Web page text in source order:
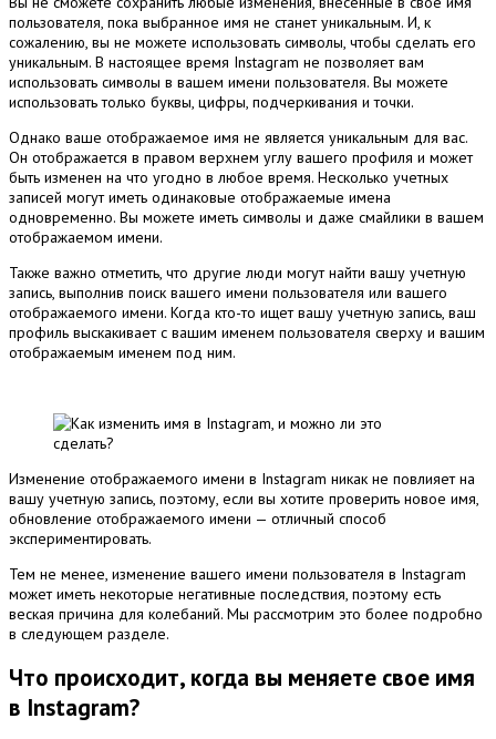
пользователя, пока выбранное имя не станет уникальным. И, к
сожалению, вы не можете использовать символы, чтобы сделать его
уникальным. В настоящее время Instagram не позволяет вам
использовать символы в вашем имени пользователя. Вы можете
использовать только буквы, цифры, подчеркивания и точки.
Однако ваше отображаемое имя не является уникальным для вас.
Он отображается в правом верхнем углу вашего профиля и может
быть изменен на что угодно в любое время. Несколько учетных
записей могут иметь одинаковые отображаемые имена
одновременно. Вы можете иметь символы и даже смайлики в вашем
отображаемом имени.
Также важно отметить, что другие люди могут найти вашу учетную
запись, выполнив поиск вашего имени пользователя или вашего
отображаемого имени. Когда кто-то ищет вашу учетную запись, ваш
профиль выскакивает с вашим именем пользователя сверху и вашим
отображаемым именем под ним.
Изменение отображаемого имени в Instagram никак не повлияет на
вашу учетную запись, поэтому, если вы хотите проверить новое имя,
обновление отображаемого имени — отличный способ
экспериментировать.
Тем не менее, изменение вашего имени пользователя в Instagram
может иметь некоторые негативные последствия, поэтому есть
веская причина для колебаний. Мы рассмотрим это более подробно
в следующем разделе.
Что происходит, когда вы меняете свое имя
в Instagram?